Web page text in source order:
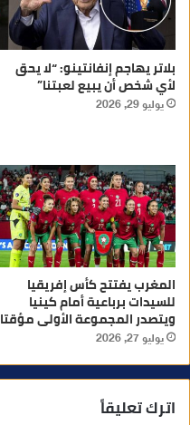
بلاتر يهاجم إنفانتينو: “لا يحق
لأي شخص أن يبيع لعبتنا”
يوليو 29, 2026
المغرب يفتتح كأس إفريقيا
للسيدات برباعية أمام كينيا
ويتصدر المجموعة الأولى مؤقتا
يوليو 27, 2026
اترك تعليقاً